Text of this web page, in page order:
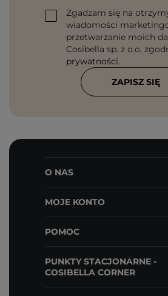
Zgadzam się na
wiadomości
przetwarzanie moich
Cosibella sp. z o.o,
prywatności.
ZAPISZ SIĘ
O NAS
MOJE KONTO
POMOC
PUNKTY STACJONARNE -
COSIBELLA CORNER